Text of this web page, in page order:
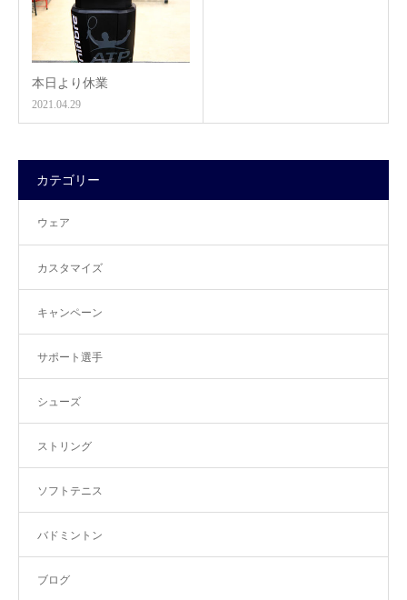
本日より休業
2021.04.29
カテゴリー
ウェア
カスタマイズ
キャンペーン
サポート選手
シューズ
ストリング
ソフトテニス
バドミントン
ブログ